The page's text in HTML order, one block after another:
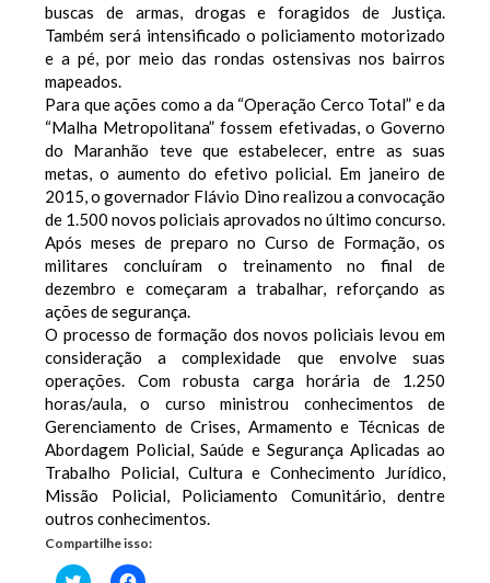
buscas de armas, drogas e foragidos de Justiça.
Também será intensificado o policiamento motorizado
e a pé, por meio das rondas ostensivas nos bairros
mapeados.
Para que ações como a da “Operação Cerco Total” e da
“Malha Metropolitana” fossem efetivadas, o Governo
do Maranhão teve que estabelecer, entre as suas
metas, o aumento do efetivo policial. Em janeiro de
2015, o governador Flávio Dino realizou a convocação
de 1.500 novos policiais aprovados no último concurso.
Após meses de preparo no Curso de Formação, os
militares concluíram o treinamento no final de
dezembro e começaram a trabalhar, reforçando as
ações de segurança.
O processo de formação dos novos policiais levou em
consideração a complexidade que envolve suas
operações. Com robusta carga horária de 1.250
horas/aula, o curso ministrou conhecimentos de
Gerenciamento de Crises, Armamento e Técnicas de
Abordagem Policial, Saúde e Segurança Aplicadas ao
Trabalho Policial, Cultura e Conhecimento Jurídico,
Missão Policial, Policiamento Comunitário, dentre
outros conhecimentos.
Compartilhe isso:
Clique Clique